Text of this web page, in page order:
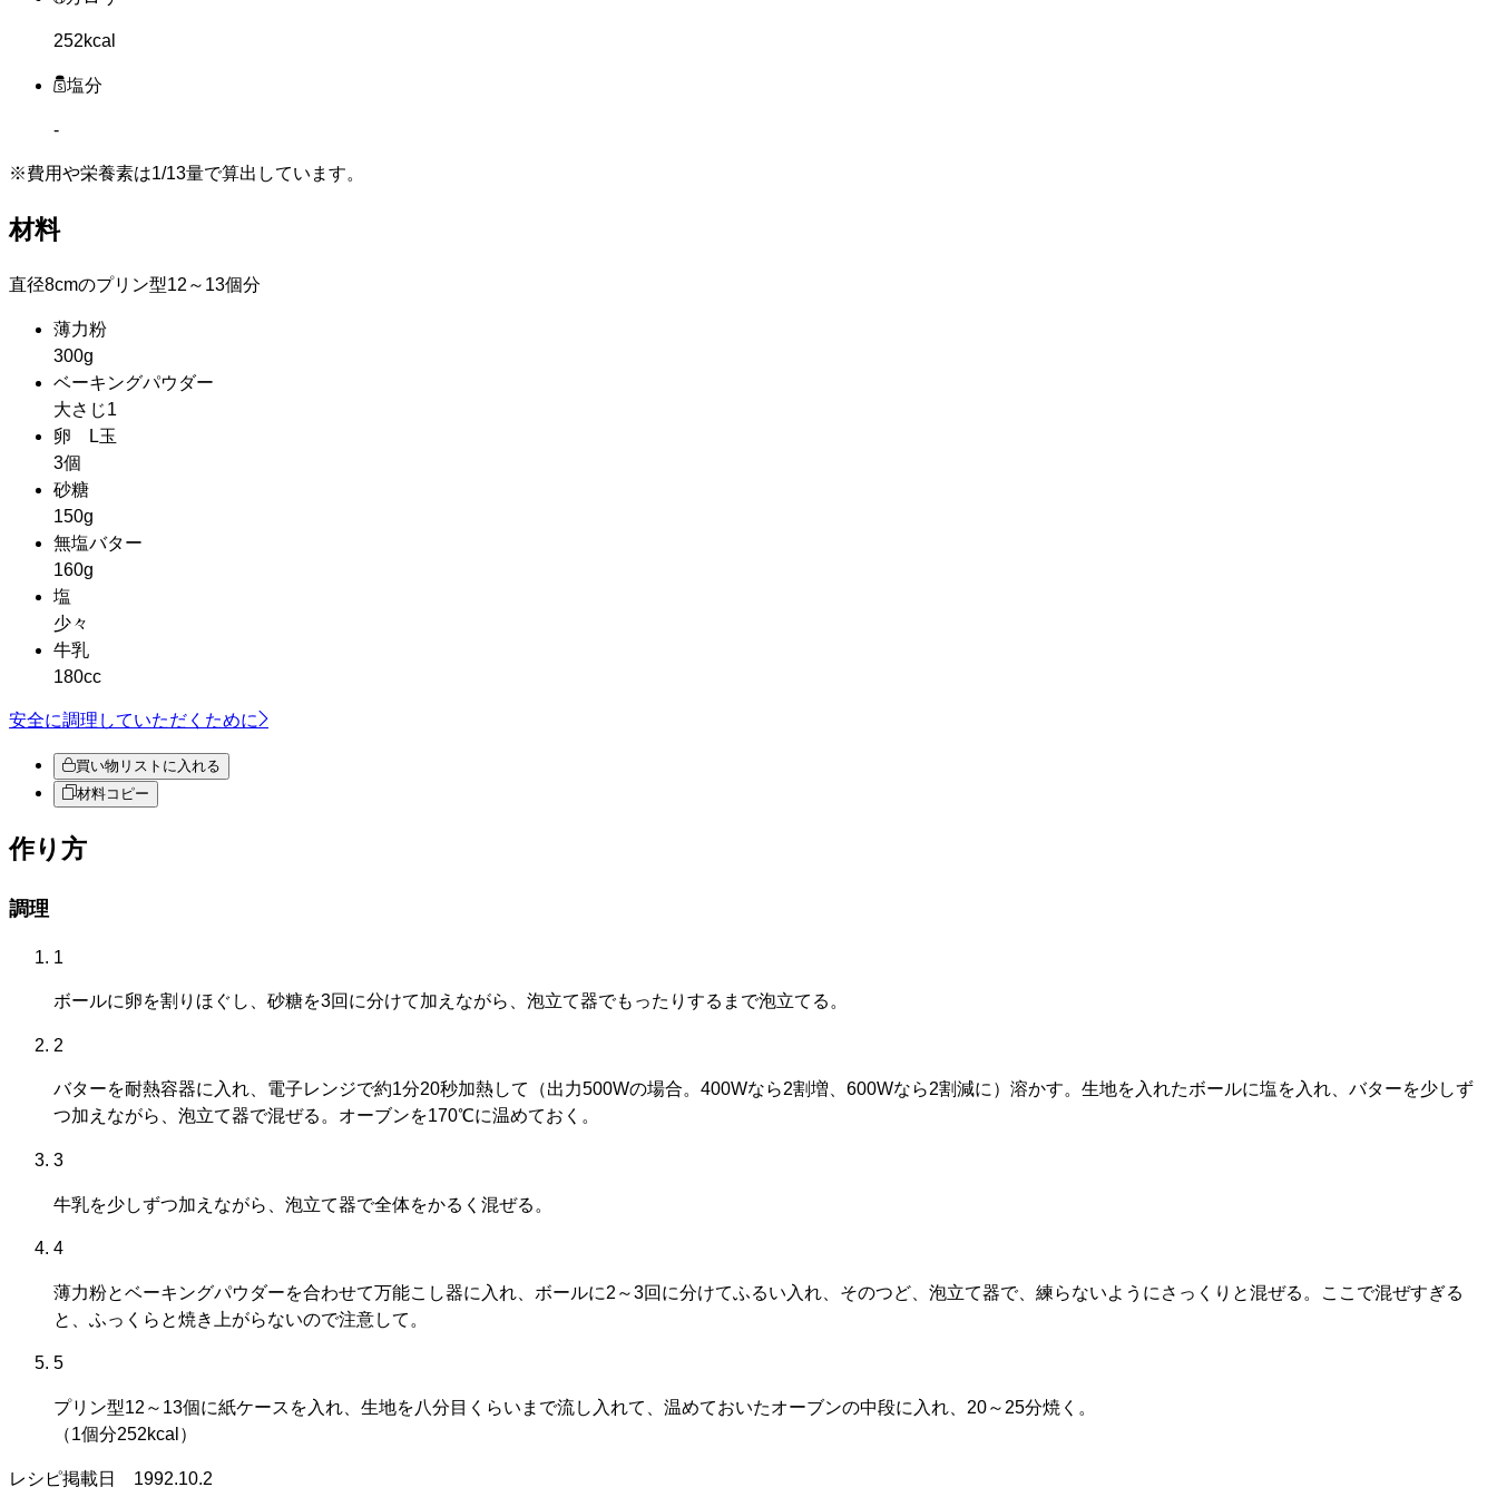
252kcal
塩分
-
※費用や栄養素は1/13量で算出しています。
材料
直径8cmのプリン型12～13個分
薄力粉
300g
ベーキングパウダー
大さじ1
卵 L玉
3個
砂糖
150g
無塩バター
160g
塩
少々
牛乳
180cc
安全に調理していただくために
買い物リストに入れる
材料コピー
作り方
調理
1
ボールに卵を割りほぐし、砂糖を3回に分けて加えながら、泡立て器でもったりするまで泡立てる。
2
バターを耐熱容器に入れ、電子レンジで約1分20秒加熱して（出力500Wの場合。400Wなら2割増、600Wなら2割減に）溶かす。生地を入れたボールに塩を入れ、バターを少しず
つ加えながら、泡立て器で混ぜる。オーブンを170℃に温めておく。
3
牛乳を少しずつ加えながら、泡立て器で全体をかるく混ぜる。
4
薄力粉とベーキングパウダーを合わせて万能こし器に入れ、ボールに2～3回に分けてふるい入れ、そのつど、泡立て器で、練らないようにさっくりと混ぜる。ここで混ぜすぎる
と、ふっくらと焼き上がらないので注意して。
5
プリン型12～13個に紙ケースを入れ、生地を八分目くらいまで流し入れて、温めておいたオーブンの中段に入れ、20～25分焼く。
（1個分252kcal）
レシピ掲載日 1992.10.2